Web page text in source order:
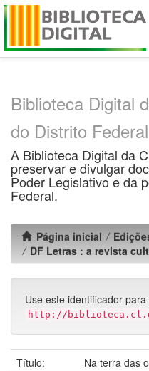
Skip
Biblioteca Digital
do Distrito Federal
A Biblioteca Digital da
preservar e divulgar
Poder Legislativo e da
Federal.
Página inicial
DF Letras : a revista
Use este identificador
http://
Título:
Na terra das